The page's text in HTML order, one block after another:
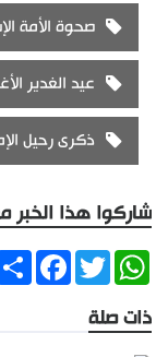
صحوة الأمة
عيد الغدير
ذكرى رحيل
شاركوا هذا الخبر
FacebookTwitter
WhatsApp
ذات صلة